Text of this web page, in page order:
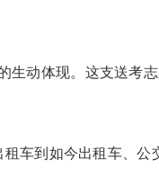
生动体现。这支送考
车到如今出租车、公